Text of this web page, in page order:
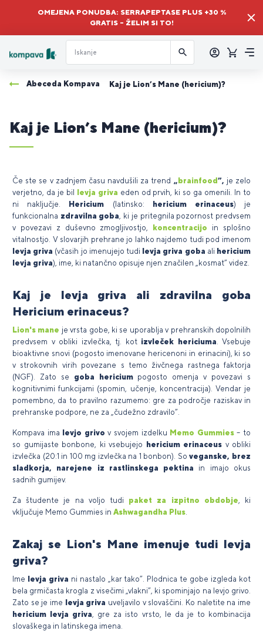
OMEJENA PONUDBA: SERRAPEPTASE PLUS +30 %
GRATIS – ŽELIM SI TO!
Abeceda Kompava Kaj je Lion’s Mane (hericium)?
Kaj je Lion’s Mane (hericium)?
Če ste se v zadnjem času navdušili za trend „ brainfood ”, je zelo
verjetno, da je bil
levja griva eden od prvih, ki so ga omenili. In to
ni naključje.
Hericium (latinsko: hericium erinaceus) je
funkcionalna zdravilna goba, ki je pritegnila pozornost predvsem
v povezavi z duševno zmogljivostjo,
koncentracijo in splošno
vitalnostjo. V slovarjih prehrane jo lahko najdemo tudi pod imenom
levja griva (včasih jo imenujejo tudi levja griva goba ali hericium
levja griva), ime, ki natančno opisuje njen značilen „kosmat” videz.
Kaj je levja griva ali zdravilna goba
Hericium erinaceus?
Lion's mane je vrsta gobe, ki se uporablja v prehranskih dopolnilih
predvsem v obliki izvlečka, tj. kot izvleček hericiuma. Vsebuje
bioaktivne snovi (pogosto imenovane hericenoni in erinacini), ki so
v strokovnih virih povezane s temo živčnega rastnega faktorja
(NGF). Zato se goba hericium pogosto omenja v povezavi s
kognitivnimi funkcijami (spomin, učenje, koncentracija). Vendar je
pomembno, da to pravilno razumemo: gre za področje raziskav in
prehranske podpore, ne za „čudežno zdravilo”.
Kompava ima levjo grivov svojem izdelku Memo Gummies– to
so gumijaste bonbone, ki vsebujejo
hericium erinaceus v obliki
izvlečka (20:1 in 100 mg izvlečka na 1 bonbon). Soveganske, brez
sladkorja, narejene iz rastlinskega pektina in imajo okus
sadnih gumijev.
Za študente je na voljo tudi paket za izpitno obdobje, ki
vključuje Memo Gummies in Ashwagandha Plus.
Zakaj se Lion's Mane imenuje tudi levja
griva?
Ime levja griva ni nastalo „kar tako”. Plodnica te gobe izgleda kot
bela grmičasta krogla z visečimi „vlakni”, ki spominjajo na levjo grivo.
Zato se je ime
levja griva uveljavilo v slovaščini. Ko naletite na ime
hericium levja griva, gre za isto vrsto, le da je to kombinacija
slovaškega in latinskega imena.